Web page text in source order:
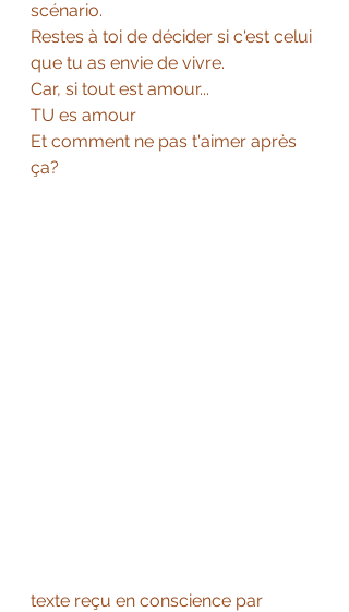
scénario.
Restes à toi de décider si c'est celui
que tu as envie de vivre.
Car, si tout est amour...
TU es amour
Et comment ne pas t'aimer après
ça?
texte reçu en conscience par